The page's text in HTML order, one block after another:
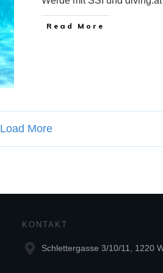
Read More
Load More
KONTAKT
Schlettergasse 3/10/11, 1220